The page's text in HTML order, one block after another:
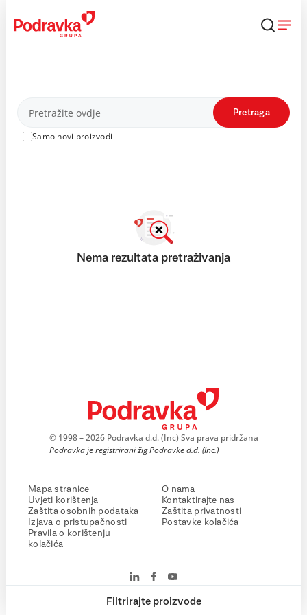
content
Proizvodi
Samo novi proizvodi
Pretraga
Filtrirajte proizvode
Nema rezultata pretraživanja
© 1998 – 2026 Podravka d.d. (Inc) Sva prava pridržana
Podravka je registrirani žig Podravke d.d. (Inc.)
Mapa stranice
Uvjeti korištenja
Zaštita osobnih podataka
Izjava o pristupačnosti
Pravila o korištenju
kolačića
O nama
Kontaktirajte nas
Zaštita privatnosti
Postavke kolačića